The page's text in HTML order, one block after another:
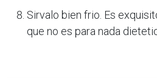
Sirvalo bien frio. Es
que no es para nada